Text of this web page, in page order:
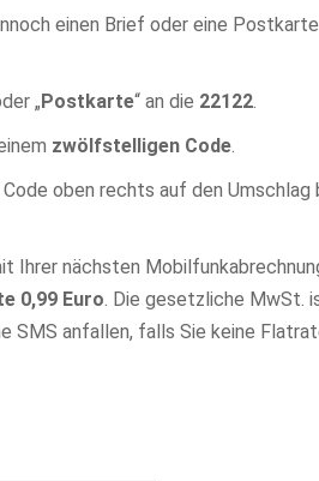
einen Brief oder eine
„ Postkarte“ an die 22122.
zwölfstelligen Code.
oben rechts auf den
Ihrer nächsten
0,99 Euro. Die gesetzliche MwSt.
SMS anfallen, falls Sie keine